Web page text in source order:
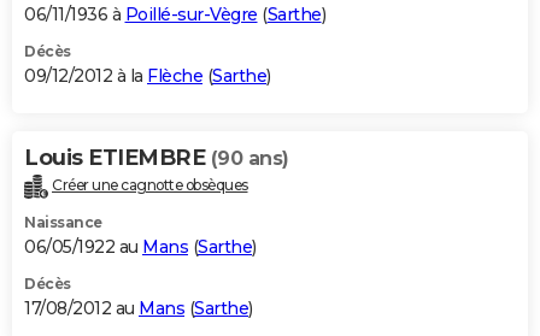
06/11/1936 à Poillé-sur-Vègre (Sarthe)
Décès
09/12/2012 à la Flèche (Sarthe)
Louis ETIEMBRE (90 ans)
Créer une cagnotte obsèques
Naissance
06/05/1922 au Mans (Sarthe)
Décès
17/08/2012 au Mans (Sarthe)